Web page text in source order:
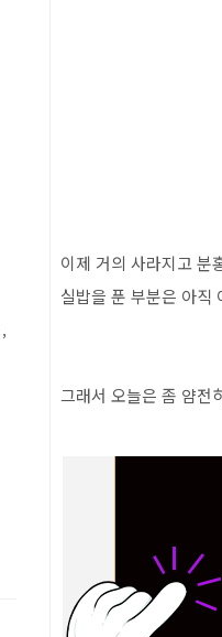
이제 거의 사라지고 분
실밥을 푼 부분은 아직
그래서 오늘은 좀 얌전